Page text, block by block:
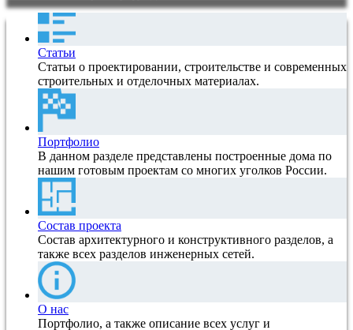
Статьи
Статьи о проектировании, строительстве и современных
строительных и отделочных материалах.
Портфолио
В данном разделе представлены построенные дома по
нашим готовым проектам со многих уголков России.
Состав проекта
Состав архитектурного и конструктивного разделов, а
также всех разделов инженерных сетей.
О нас
Портфолио, а также описание всех услуг и